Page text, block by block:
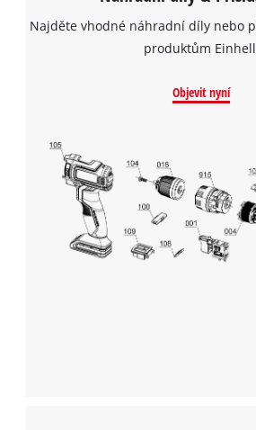
Najděte vhodné náhradní díly nebo
produktům
Objevit nyní